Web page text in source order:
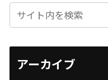
アーカイブ